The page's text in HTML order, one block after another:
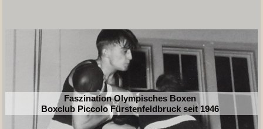
Faszination Olympisches Boxen
Boxclub Piccolo Fürstenfeldbruck seit 1946